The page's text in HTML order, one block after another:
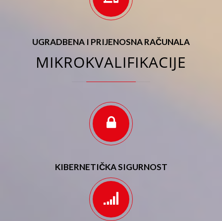
UGRADBENA I PRIJENOSNA RAČUNALA
MIKROKVALIFIKACIJE
KIBERNETIČKA SIGURNOST